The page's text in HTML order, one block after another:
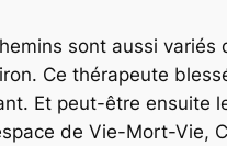
sont aussi
Ce thérapeute
Et peut-être
de Vie-Mort-Vie,